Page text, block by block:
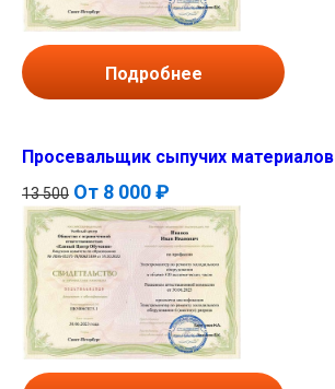
Подробнее
Просевальщик сыпучих материалов
13 500 От 8 000 ₽